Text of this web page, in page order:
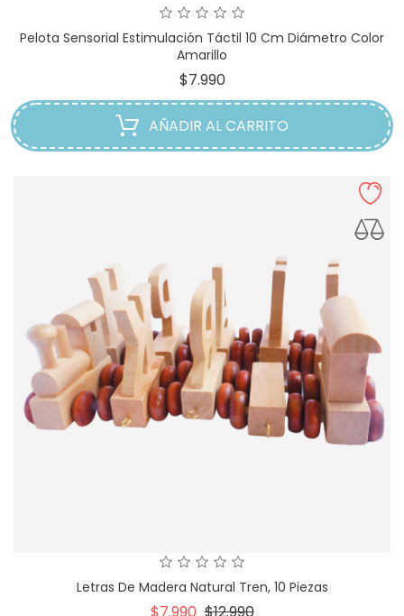
Pelota Sensorial Estimulación Táctil 10 Cm Diámetro Color
Amarillo
$7.990Precio
AÑADIR AL CARRITO
Letras De Madera Natural Tren, 10 Piezas
Precio Precio